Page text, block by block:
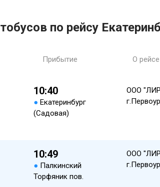
по рейсу
Прибытие О рейсе
10:40
● Екатеринбург
(Садовая)
ООО
10:49
● Палкинский
Торфяник пов.
ООО